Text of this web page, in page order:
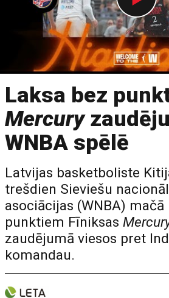
Laksa bez
Mercury
WNBA spēlē
Latvijas basketboliste
trešdien Sieviešu
asociācijas (WNBA) mačā
punktiem Fīniksas
zaudējumā viesos pret
komandau.